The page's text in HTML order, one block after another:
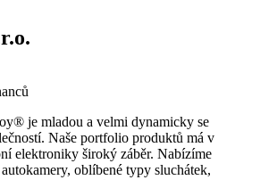
je mladou a velmi dynamicky se
Naše portfolio produktů má v
elektroniky široký záběr. Nabízíme
oblíbené typy sluchátek,